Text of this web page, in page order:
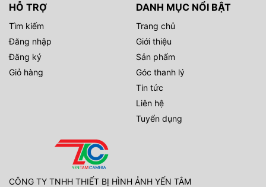
HỖ TRỢ
Tìm kiếm
Đăng nhập
Đăng ký
Giỏ hàng
DANH MỤC NỔI BẬT
Trang chủ
Giới thiệu
Sản phẩm
Góc thanh lý
Tin tức
Liên hệ
Tuyển dụng
CÔNG TY TNHH THIẾT BỊ HÌNH ẢNH YẾN TÂM